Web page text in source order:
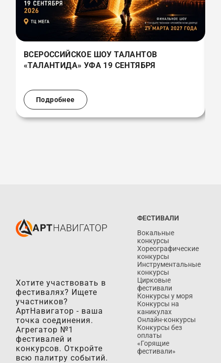
ВСЕРОССИЙСКОЕ ШОУ ТАЛАНТОВ
«ТАЛАНТИДА» УФА 19 СЕНТЯБРЯ
Подробнее
Хотите участвовать в
фестивалях? Ищете
участников?
АртНавигатор - ваша
точка соединения.
Агрегатор №1
фестивалей и
конкурсов. Откройте
всю палитру событий.
ФЕСТИВАЛИ
Вокальные
конкурсы
Хореографические
конкурсы
Инструментальные
конкурсы
Цирковые
фестивали
Конкурсы у моря
Конкурсы на
каникулах
Онлайн-конкурсы
Конкурсы без
оплаты
«Горящие
фестивали»